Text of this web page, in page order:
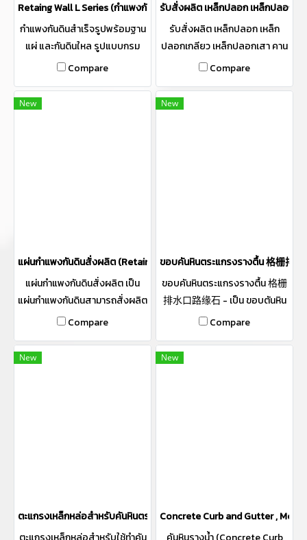
Retaing Wall L Series (กำแพงกันดินสำเร็จรูปพร้อมฐานแผ่ และกันดินใ
กำแพงกันดินสำเร็จรูปพร้อมฐาน
แผ่ และกันดินใหล รูปแบบกรม
ทางหลวง ผลิตตามมาตราฐาน
50x50x375 CM หรือ ตามความ
Compare
รับสั่งผลิต เหล็กปลอก เหล็กปลอกเก
รับสั่งผลิต เหล็กปลอก เหล็ก
ปลอกเกลียว เหล็กปลอกเสา คาน
เหล็กตอม่อ - เหล็กฐานราก
เหล็กข้ออ้อย เหล็กเส้นกลม และ
Compare
New
แผ่นกำแพงกันดินสั่งผลิต (Retaing WallL)
แผ่นกำแพงกันดินสั่งผลิต เป็น
แผ่นกำแพงกันดินสามารถสั่งผลิต
ได้ตาม Size และความหนาที่
Compare
New
ขอบคันหินตระแกรงรางตื้น 格栅排水
ขอบคันหินตระแกรงรางตื้น 格栅
排水口路缘石 - เป็น ขอบตันหิน
และรางตื้นในตัว เพื่อรับน้ำจากพื้น
น้ำ - เป็น Precast ตามมาตราฐาน
Compare
New
ตะแกรงเหล็กหล่อสำหรับคันหินตระแก 钢格栅 带排水口路缘石用
New
Concrete Curb and Gutter ,